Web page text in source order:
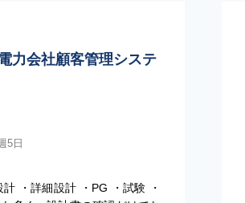
力会社顧客管理システ
5日
・詳細設計 ・PG ・試験 ・